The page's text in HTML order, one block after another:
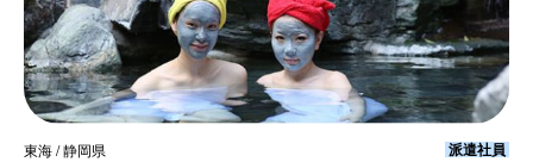
東海 / 静岡県 派遣社員